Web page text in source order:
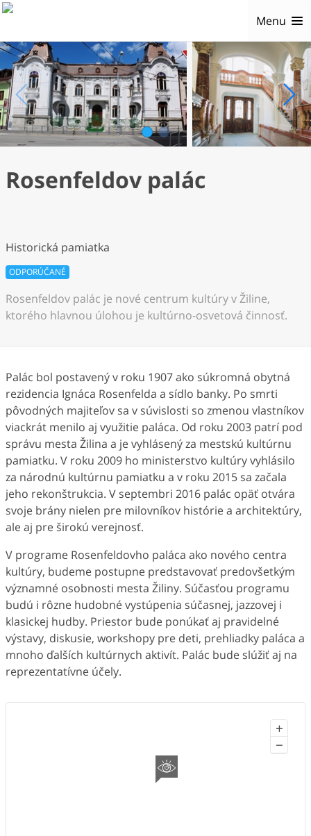
Menu
1 2
Rosenfeldov palác
Historická pamiatka
ODPORÚČANÉ
Rosenfeldov palác je nové centrum kultúry v Žiline,
ktorého hlavnou úlohou je kultúrno-osvetová činnosť.
Palác bol postavený v roku 1907 ako súkromná obytná
rezidencia Ignáca Rosenfelda a sídlo banky. Po smrti
pôvodných majiteľov sa v súvislosti so zmenou vlastníkov
viackrát menilo aj využitie paláca. Od roku 2003 patrí pod
správu mesta Žilina a je vyhlásený za mestskú kultúrnu
pamiatku. V roku 2009 ho ministerstvo kultúry vyhlásilo
za národnú kultúrnu pamiatku a v roku 2015 sa začala
jeho rekonštrukcia. V septembri 2016 palác opäť otvára
svoje brány nielen pre milovníkov histórie a architektúry,
ale aj pre širokú verejnosť.
V programe Rosenfeldovho paláca ako nového centra
kultúry, budeme postupne predstavovať predovšetkým
významné osobnosti mesta Žiliny. Súčasťou programu
budú i rôzne hudobné vystúpenia súčasnej, jazzovej i
klasickej hudby. Priestor bude ponúkať aj pravidelné
výstavy, diskusie, workshopy pre deti, prehliadky paláca a
mnoho ďalších kultúrnych aktivít. Palác bude slúžiť aj na
reprezentatívne účely.
+
−